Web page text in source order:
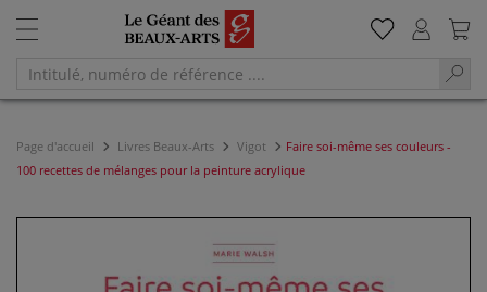
Page d'accueil Livres Beaux-Arts Vigot
Faire soi-même ses couleurs -
100 recettes de mélanges pour la peinture acrylique